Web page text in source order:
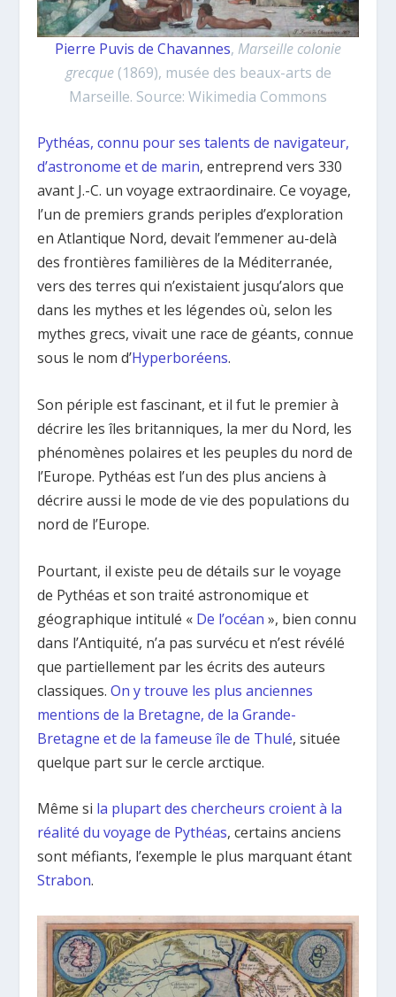
Pierre Puvis de Chavannes, Marseille colonie
grecque(1869), musée des beaux-arts de
Marseille. Source: Wikimedia Commons
Pythéas, connu pour ses talents de navigateur,
d’astronome et de marin, entreprend vers 330
avant J.-C. un voyage extraordinaire. Ce voyage,
l’un de premiers grands periples d’exploration
en Atlantique Nord, devait l’emmener au-delà
des frontières familières de la Méditerranée,
vers des terres qui n’existaient jusqu’alors que
dans les mythes et les légendes où, selon les
mythes grecs, vivait une race de géants, connue
sous le nom d’Hyperboréens.
Son périple est fascinant, et il fut le premier à
décrire les îles britanniques, la mer du Nord, les
phénomènes polaires et les peuples du nord de
l’Europe. Pythéas est l’un des plus anciens à
décrire aussi le mode de vie des populations du
nord de l’Europe.
Pourtant, il existe peu de détails sur le voyage
de Pythéas et son traité astronomique et
géographique intitulé « De l’océan », bien connu
dans l’Antiquité, n’a pas survécu et n’est révélé
que partiellement par les écrits des auteurs
classiques.On y trouve les plus anciennes
mentions de la Bretagne, de la Grande-
Bretagne et de la fameuse île de Thulé, située
quelque part sur le cercle arctique.
Même si la plupart des chercheurs croient à la
réalité du voyage de Pythéas, certains anciens
sont méfiants, l’exemple le plus marquant étant
Strabon.